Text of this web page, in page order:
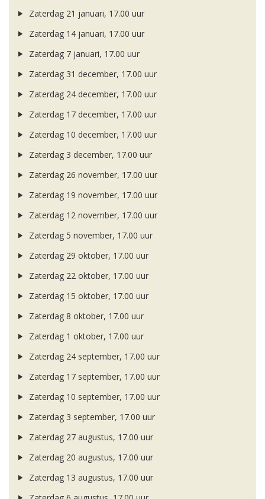
Zaterdag 21 januari, 17.00 uur
Zaterdag 14 januari, 17.00 uur
Zaterdag 7 januari, 17.00 uur
Zaterdag 31 december, 17.00 uur
Zaterdag 24 december, 17.00 uur
Zaterdag 17 december, 17.00 uur
Zaterdag 10 december, 17.00 uur
Zaterdag 3 december, 17.00 uur
Zaterdag 26 november, 17.00 uur
Zaterdag 19 november, 17.00 uur
Zaterdag 12 november, 17.00 uur
Zaterdag 5 november, 17.00 uur
Zaterdag 29 oktober, 17.00 uur
Zaterdag 22 oktober, 17.00 uur
Zaterdag 15 oktober, 17.00 uur
Zaterdag 8 oktober, 17.00 uur
Zaterdag 1 oktober, 17.00 uur
Zaterdag 24 september, 17.00 uur
Zaterdag 17 september, 17.00 uur
Zaterdag 10 september, 17.00 uur
Zaterdag 3 september, 17.00 uur
Zaterdag 27 augustus, 17.00 uur
Zaterdag 20 augustus, 17.00 uur
Zaterdag 13 augustus, 17.00 uur